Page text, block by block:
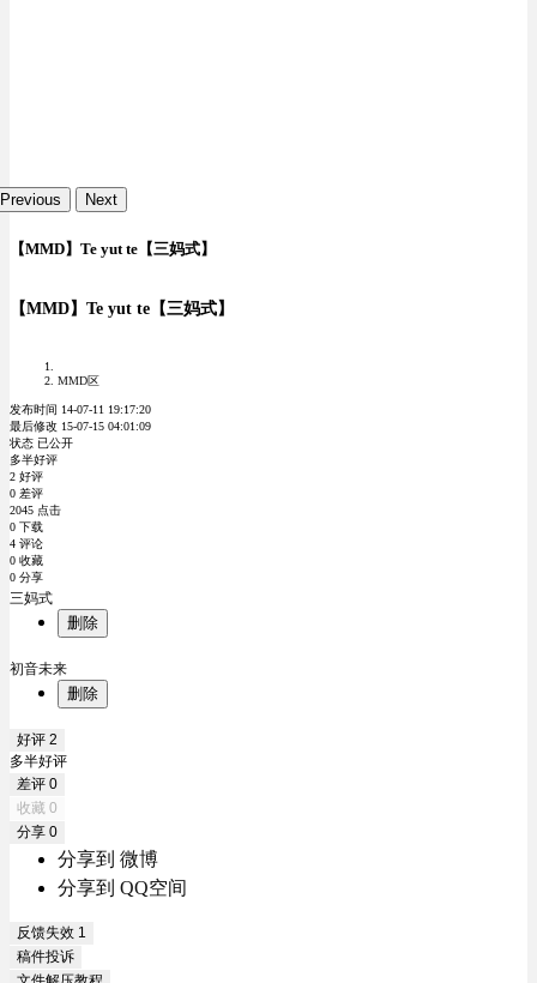
Previous Next
【MMD】Te yut te【三妈式】
【MMD】Te yut te【三妈式】
MMD区
发布时间 14-07-11 19:17:20
最后修改 15-07-15 04:01:09
状态 已公开
多半好评
2 好评
0 差评
2045 点击
0 下载
4 评论
0 收藏
0 分享
三妈式
删除
初音未来
删除
好评 2
多半好评
差评 0
收藏 0
分享 0
分享到 微博
分享到 QQ空间
反馈失效 1
稿件投诉